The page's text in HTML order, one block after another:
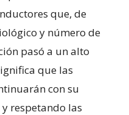
que, de
y número de
pasó a un alto
que las
con su
respetando las